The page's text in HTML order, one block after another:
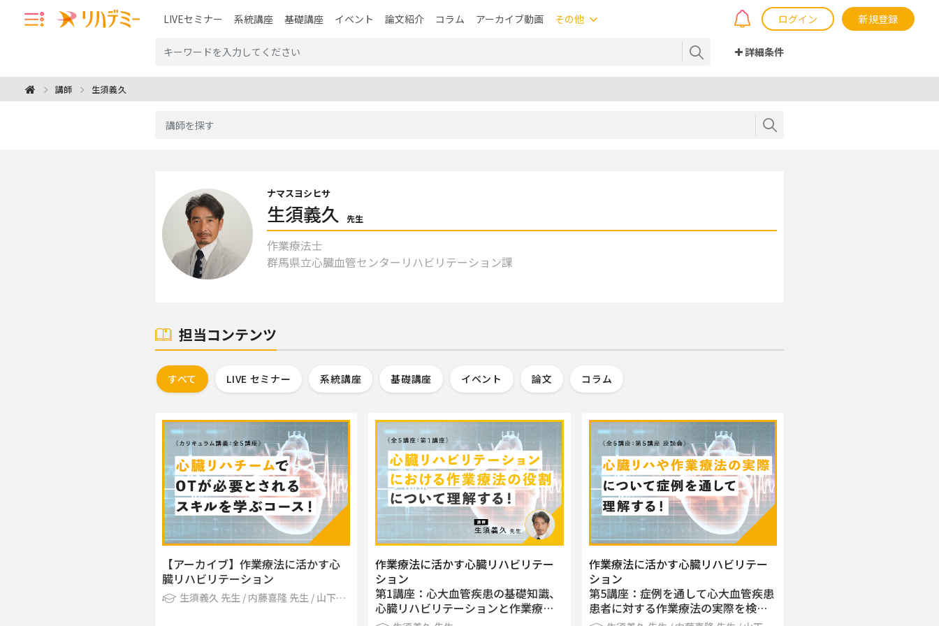
LIVEセミナー 系統講座 基礎講座 イベント 論文紹介 コラム アーカイブ動画 その他 ログイン 新規登録
詳細条件
講師 生須義久
ナマスヨシヒサ
生須義久 先生
作業療法士
群馬県立心臓血管センターリハビリテーション課
担当コンテンツ
すべて LIVE セミナー 系統講座 基礎講座 イベント 論文 コラム
【アーカイブ】作業療法に活かす心
臓リハビリテーション
生須義久 先生 / 内藤喜隆 先生 / 山下遊
作業療法に活かす心臓リハビリテー
ション
第1講座：心大血管疾患の基礎知識、
心臓リハビリテーションと作業療…
作業療法に活かす心臓リハビリテー
ション
第5講座：症例を通して心大血管疾患
患者に対する作業療法の実際を検…